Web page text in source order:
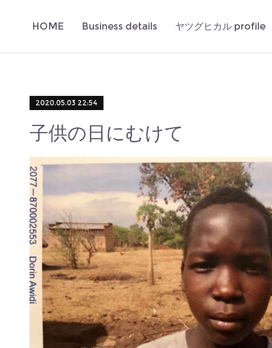
HOME Business details ヤツグヒカル profile
2020.05.03 22:54
子供の日にむけて